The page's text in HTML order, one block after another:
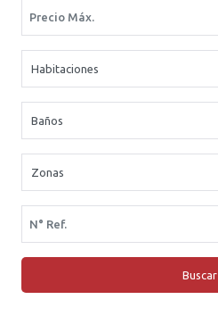
Habitaciones
Baños
Zonas
Buscar